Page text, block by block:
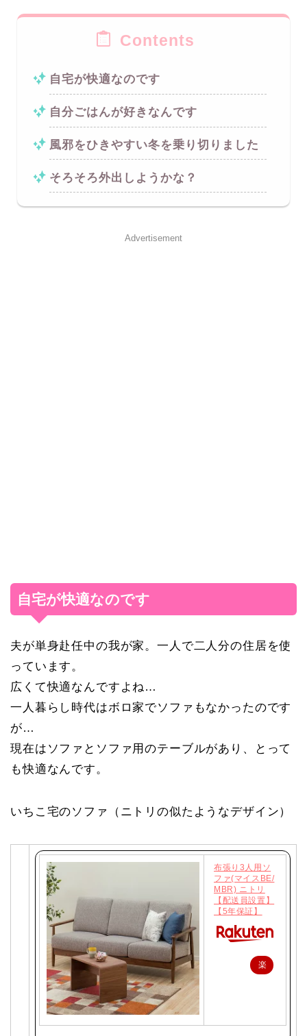
Contents
自宅が快適なのです
自分ごはんが好きなんです
風邪をひきやすい冬を乗り切りました
そろそろ外出しようかな？
Advertisement
自宅が快適なのです
夫が単身赴任中の我が家。一人で二人分の住居を使
っています。
広くて快適なんですよね…
一人暮らし時代はボロ家でソファもなかったのです
が…
現在はソファとソファ用のテーブルがあり、とって
も快適なんです。
いちこ宅のソファ（ニトリの似たようなデザイン）
布張り3人用ソ
ファ(マイスBE/
MBR) ニトリ
【配送員設置】
【5年保証】
楽